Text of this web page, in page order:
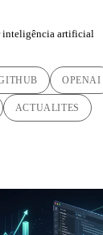
inteligência artificial
OPENAI
ACTUALITES